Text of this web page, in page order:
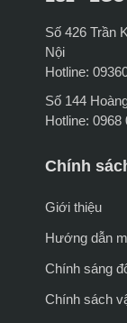
Số 426 Trần
Nội
Hotline:
Số 144
Hotline: 0968
Chính
Giới thiệu
Hướng dẫn
Chính sáng
Chính sách